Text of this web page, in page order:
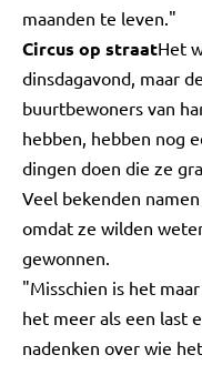
maanden te leven."
Circus op straatHet
dinsdagavond, maar
buurtbewoners van
hebben, hebben nog
dingen doen die ze
Veel bekenden
omdat ze wilden
gewonnen.
"Misschien is het
het meer als een last
nadenken over wie